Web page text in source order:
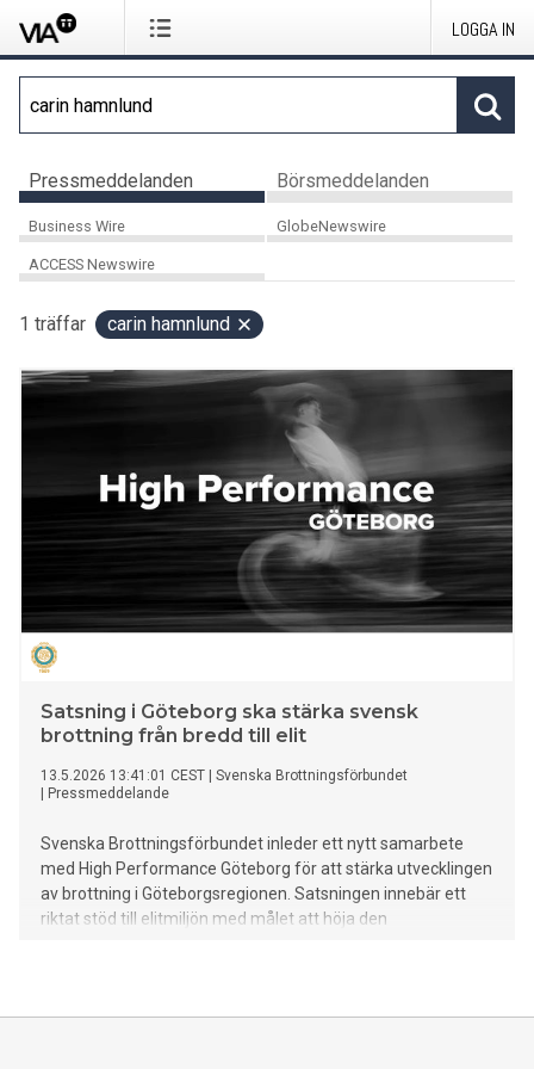
LOGGA IN
Pressmeddelanden Börsmeddelanden
Business Wire GlobeNewswire
ACCESS Newswire
1 träffar carin hamnlund
Satsning i Göteborg ska stärka svensk
brottning från bredd till elit
13.5.2026 13:41:01 CEST
Svenska Brottningsförbundet
Pressmeddelande
Svenska Brottningsförbundet inleder ett nytt samarbete
med High Performance Göteborg för att stärka utvecklingen
av brottning i Göteborgsregionen. Satsningen innebär ett
riktat stöd till elitmiljön med målet att höja den